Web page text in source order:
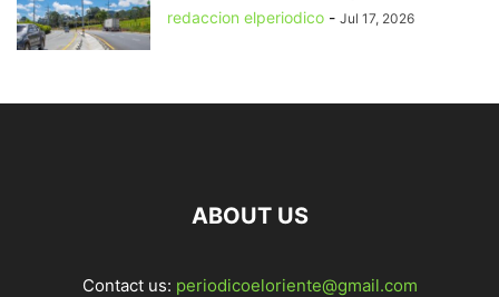
redaccion elperiodico - Jul 17, 2026
ABOUT US
Contact us: periodicoeloriente@gmail.com